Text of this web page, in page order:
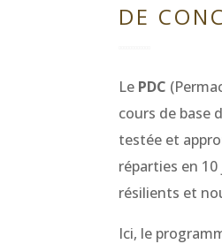
DE
Le PDC
cours de base
testée et
réparties en
résilients et
Ici, le